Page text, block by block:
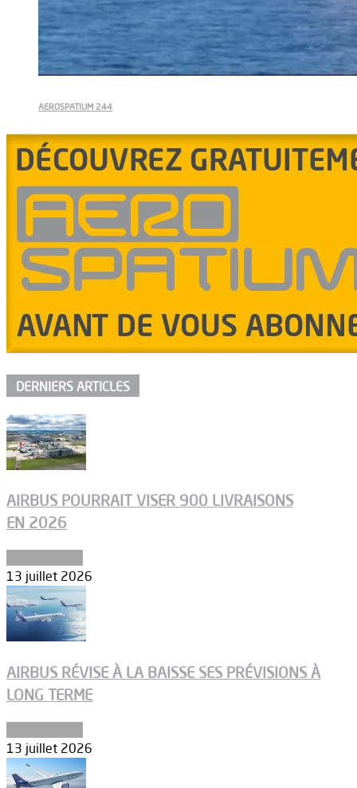
AEROSPATIUM 244
DERNIERS ARTICLES
AIRBUS POURRAIT VISER 900 LIVRAISONS
EN 2026
13 juillet 2026
AIRBUS RÉVISE À LA BAISSE SES PRÉVISIONS À
LONG TERME
13 juillet 2026